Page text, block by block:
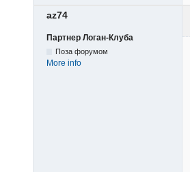
az74
Партнер Логан-Клуба
Поза форумом
More info